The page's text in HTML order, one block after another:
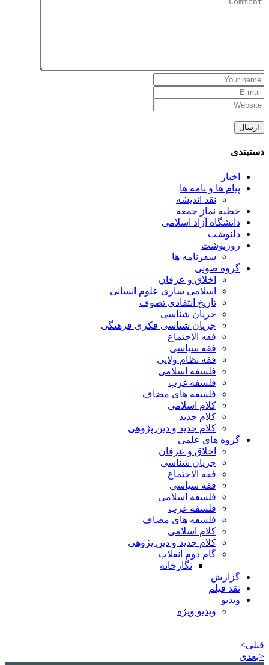
دستبندی
اخبار
پیام ها و نامه ها
نقد اندیشه
خطبه نماز جمعه
دانشگاه آزاد اسلامی
دلنوشت
روزنوشت
سفرنامه ها
گروه صوتی
اخلاق و عرفان
اسلامی سازی علوم انسانی
تاریخ انتقادی تصوف
جریان شناسی
جریان شناسی فکری فرهنگی
فقه الاجتماع
فقه سیاسی
فقه نظام ولایی
فلسفه اسلامی
فلسفه غرب
فلسفه های مضاف
کلام اسلامی
کلام جدید
کلام جدید و دین پژوهی
گروه های علمی
اخلاق و عرفان
جریان شناسی
فقه الاجتماع
فقه سیاسی
فلسفه اسلامی
فلسفه غرب
فلسفه های مضاف
کلام اسلامی
کلام جدید و دین پژوهی
گام دوم انقلاب
نگارخانه
گزارش
نقد فیلم
ویدیو
ویدیو ویژه
قبلی>
<بعدی